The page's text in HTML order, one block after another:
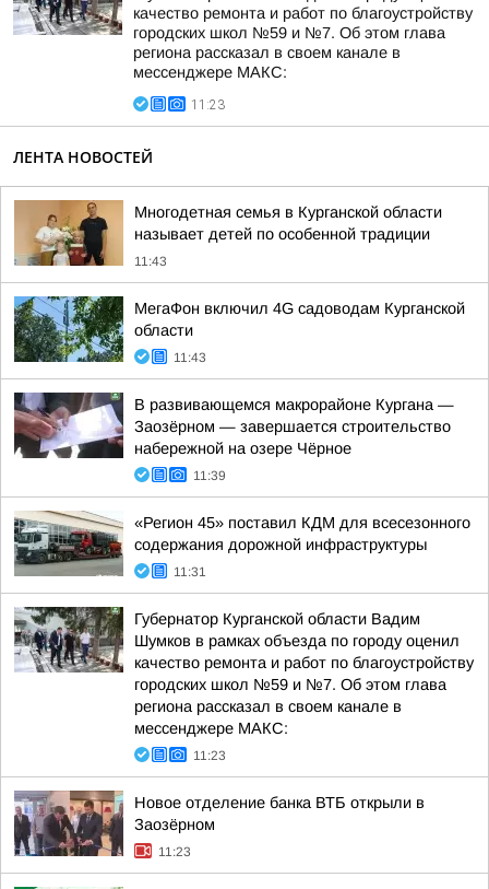
качество ремонта и работ по благоустройству
городских школ №59 и №7. Об этом глава
региона рассказал в своем канале в
мессенджере МАКС:
11:23
ЛЕНТА НОВОСТЕЙ
Многодетная семья в Курганской области
называет детей по особенной традиции
11:43
МегаФон включил 4G садоводам Курганской
области
11:43
В развивающемся макрорайоне Кургана —
Заозёрном — завершается строительство
набережной на озере Чёрное
11:39
«Регион 45» поставил КДМ для всесезонного
содержания дорожной инфраструктуры
11:31
Губернатор Курганской области Вадим
Шумков в рамках объезда по городу оценил
качество ремонта и работ по благоустройству
городских школ №59 и №7. Об этом глава
региона рассказал в своем канале в
мессенджере МАКС:
11:23
Новое отделение банка ВТБ открыли в
Заозёрном
11:23